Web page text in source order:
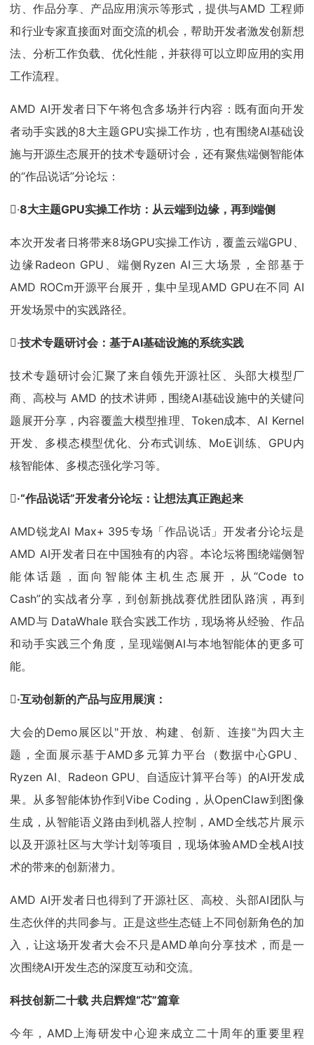
坊、作品分享、产品应用演示等形式，提供与AMD 工程师
和行业专家直接面对面交流的机会，帮助开发者激发创新想
法、分析工作负载、优化性能，并获得可以立即应用的实用
工作流程。
AMD AI开发者日下午将包含多场并行内容：既有面向开发
者动手实践的8大主题GPU实操工作坊，也有围绕AI基础设
施与开源生态展开的技术专题研讨会，还有聚焦端侧智能体
的“作品说话”分论坛：
·8大主题GPU实操工作坊：从云端到边缘，再到端侧
本次开发者日将带来8场GPU实操工作访，覆盖云端GPU、
边缘Radeon GPU、端侧Ryzen AI三大场景，全部基于
AMD ROCm开源平台展开，集中呈现AMD GPU在不同 AI
开发场景中的实践路径。
·技术专题研讨会：基于AI基础设施的系统实践
技术专题研讨会汇聚了来自领先开源社区、头部大模型厂
商、高校与 AMD 的技术讲师，围绕AI基础设施中的关键问
题展开分享，内容覆盖大模型推理、Token成本、AI Kernel
开发、多模态模型优化、分布式训练、MoE训练、GPU内
核智能体、多模态强化学习等。
·“作品说话”开发者分论坛：让想法真正跑起来
AMD锐龙AI Max+ 395专场「作品说话」开发者分论坛是
AMD AI开发者日在中国独有的内容。本论坛将围绕端侧智
能体话题，面向智能体主机生态展开，从“Code to
Cash”的实战者分享，到创新挑战赛优胜团队路演，再到
AMD与 DataWhale 联合实践工作坊，现场将从经验、作品
和动手实践三个角度，呈现端侧AI与本地智能体的更多可
能。
·互动创新的产品与应用展演：
大会的Demo展区以"开放、构建、创新、连接"为四大主
题，全面展示基于AMD多元算力平台（数据中心GPU、
Ryzen AI、Radeon GPU、自适应计算平台等）的AI开发成
果。从多智能体协作到Vibe Coding，从OpenClaw到图像
生成，从智能语义路由到机器人控制，AMD全线芯片展示
以及开源社区与大学计划等项目，现场体验AMD全栈AI技
术的带来的创新潜力。
AMD AI开发者日也得到了开源社区、高校、头部AI团队与
生态伙伴的共同参与。正是这些生态链上不同创新角色的加
入，让这场开发者大会不只是AMD单向分享技术，而是一
次围绕AI开发生态的深度互动和交流。
科技创新二十载 共启辉煌“芯”篇章
今年，AMD上海研发中心迎来成立二十周年的重要里程